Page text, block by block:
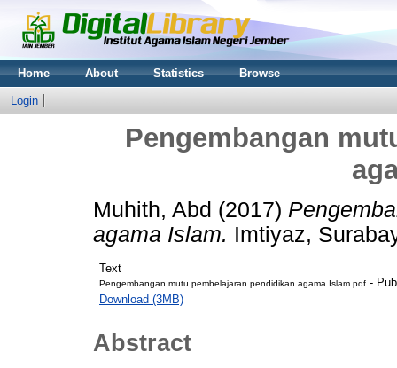
Home About Statistics Browse
Login
Pengembangan
Muhith, Abd (2017)
agama Islam. Imtiyaz,
Text
Pengembangan mutu pembelajaran pendidikan agama Islam.pdf -
Download (3MB)
Abstract